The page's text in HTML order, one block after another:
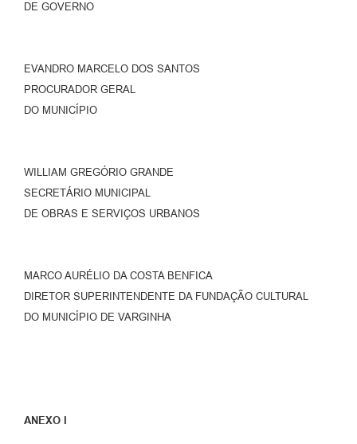
DE GOVERNO
EVANDRO MARCELO DOS SANTOS
PROCURADOR GERAL
DO MUNICÍPIO
WILLIAM GREGÓRIO GRANDE
SECRETÁRIO MUNICIPAL
DE OBRAS E SERVIÇOS URBANOS
MARCO AURÉLIO DA COSTA BENFICA
DIRETOR SUPERINTENDENTE DA FUNDAÇÃO CULTURAL
DO MUNICÍPIO DE VARGINHA
ANEXO I